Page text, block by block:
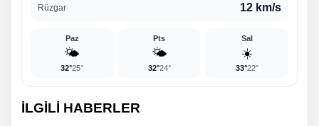
Rüzgar 12 km/s
Paz
🌤️
32°25°
Pts
🌤️
32°24°
Sal
☀️
33°22°
İLGİLİ HABERLER